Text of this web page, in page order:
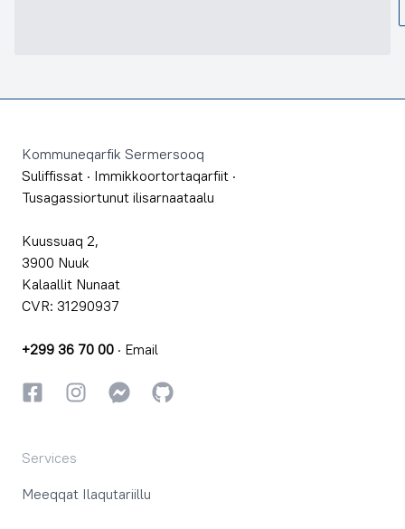
Kommuneqarfik Sermersooq
Suliffissat · Immikkoortortaqarfiit ·
Tusagassiortunut ilisarnaataalu
Kuussuaq 2,
3900 Nuuk
Kalaallit Nunaat
CVR: 31290937
+299 36 70 00 · Email
FacebookkiInstagrammiInstagrammi
GitHub
Services
Meeqqat Ilaqutariillu